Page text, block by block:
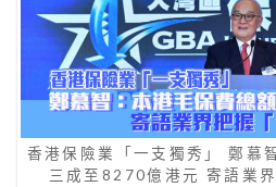
香港保險業「一支獨秀」 鄭慕
三成至8270億港元 寄語業